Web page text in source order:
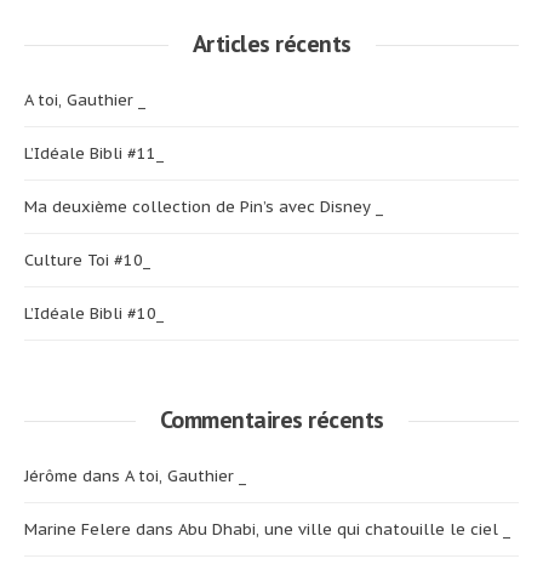
Articles récents
A toi, Gauthier _
L’Idéale Bibli #11_
Ma deuxième collection de Pin’s avec Disney _
Culture Toi #10_
L’Idéale Bibli #10_
Commentaires récents
Jérôme dans A toi, Gauthier _
Marine Felere dans Abu Dhabi, une ville qui chatouille le ciel _